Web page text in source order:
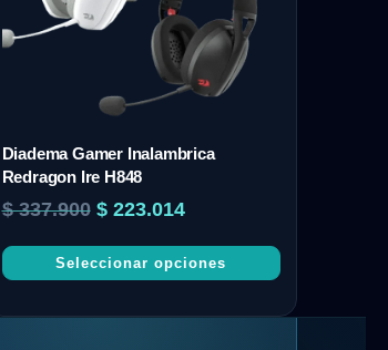
Diadema Gamer Inalambrica
Redragon Ire H848
$337.900 $223.014
Seleccionar opciones